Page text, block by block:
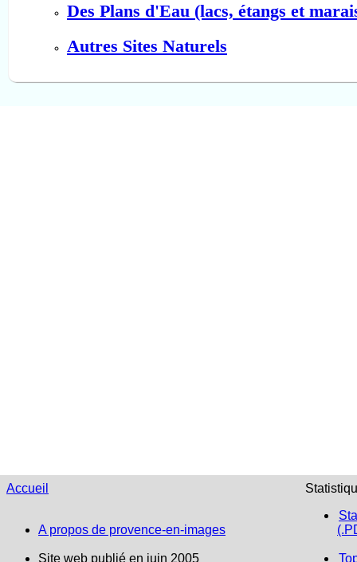
Des Plans d'Eau (lacs, étangs et
Autres Sites Naturels
Accueil
A propos de provence-en-images
Site web publié en juin 2005